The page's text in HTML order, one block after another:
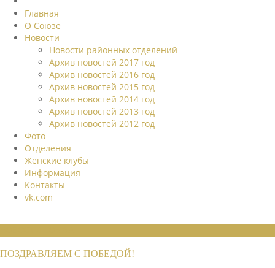
Главная
О Союзе
Новости
Новости районных отделений
Архив новостей 2017 год
Архив новостей 2016 год
Архив новостей 2015 год
Архив новостей 2014 год
Архив новостей 2013 год
Архив новостей 2012 год
Фото
Отделения
Женские клубы
Информация
Контакты
vk.com
ПОЗДРАВЛЯЕМ С ПОБЕДОЙ!